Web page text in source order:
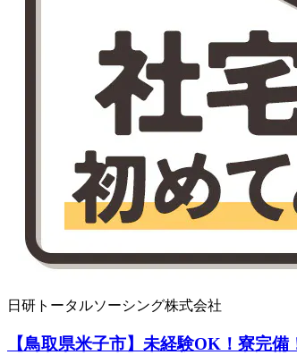
日研トータルソーシング株式会社
【鳥取県米子市】未経験OK！寮完